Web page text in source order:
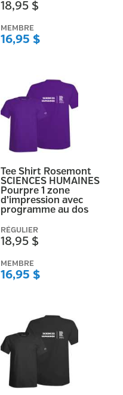
18,95 $
MEMBRE
16,95 $
Tee Shirt Rosemont
SCIENCES HUMAINES
Pourpre 1 zone
d’impression avec
programme au dos
RÉGULIER
18,95 $
MEMBRE
16,95 $